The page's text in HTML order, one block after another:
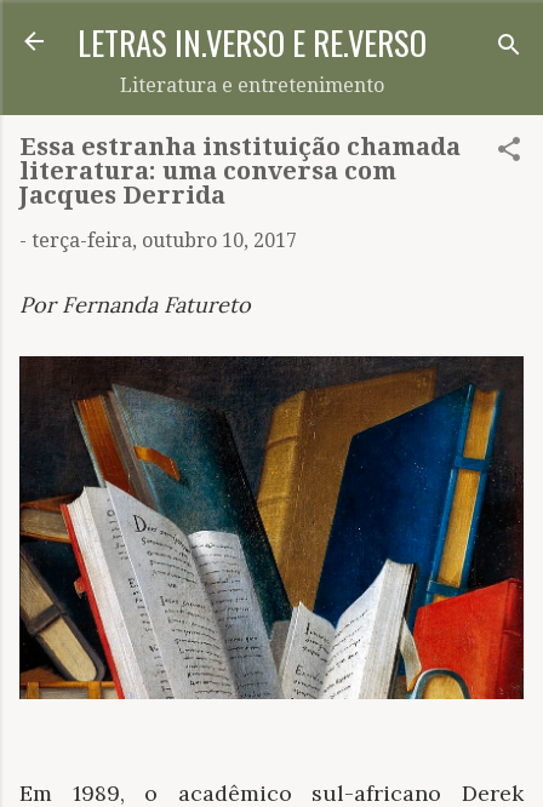
Pular para o conteúdo principal
LETRAS IN.VERSO E RE.VERSO
Literatura e entretenimento
Essa estranha instituição chamada
literatura: uma conversa com
Jacques Derrida
- terça-feira, outubro 10, 2017
Por Fernanda Fatureto
Em 1989, o acadêmico sul-africano Derek